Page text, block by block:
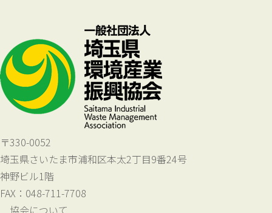
〒330-0052
埼玉県さいたま市浦和区本太2丁目9番24号
神野ビル1階
FAX：048-711-7708
協会について